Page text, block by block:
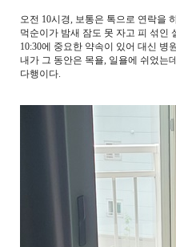
오전 10시경, 보통은 톡으로 연락을
먹순이가 밤새 잠도 못 자고 피 섞인
10:30에 중요한 약속이 있어 대신 병
내가 그 동안은 목욜, 일욜에 쉬었는
다행이다.